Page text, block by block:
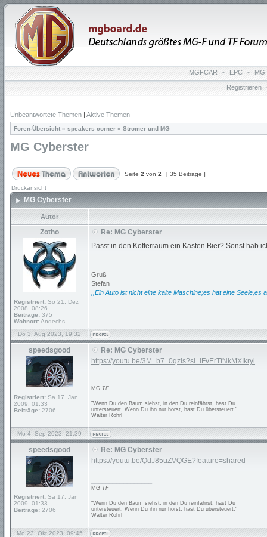
MGFCAR • EPC • MG
Registrieren
Unbeantwortete Themen | Aktive Themen
Foren-Übersicht » speakers corner » Stromer und MG
MG Cyberster
Seite 2 von 2 [ 35 Beiträge ]
Druckansicht
MG Cyberster
Autor
Zotho
Registriert: So 21. Dez
2008, 08:26
Beiträge: 375
Wohnort:Andechs
Re: MG Cyberster
Passt in den Kofferraum ein Kasten Bier? Sonst hab
Gruß
Stefan
,,Ein Auto ist nicht eine kalte Maschine;es hat eine Seele,es
Do 3. Aug 2023, 19:32
speedsgood
Registriert: Sa 17. Jan
2009, 01:33
Beiträge: 2706
Re: MG Cyberster
https://youtu.be/3M_b7_0qzis?si=lFvErTfNkMXIkryi
MG TF
"Wenn Du den Baum siehst, in den Du reinfährst, hast Du
untersteuert. Wenn Du ihn nur hörst, hast Du übersteuert."
Walter Röhrl
Mo 4. Sep 2023, 21:39
speedsgood
Registriert: Sa 17. Jan
2009, 01:33
Beiträge: 2706
Re: MG Cyberster
https://youtu.be/QdJ85uZVQGE?feature=shared
MG TF
"Wenn Du den Baum siehst, in den Du reinfährst, hast Du
untersteuert. Wenn Du ihn nur hörst, hast Du übersteuert."
Walter Röhrl
Mo 23. Okt 2023, 09:45